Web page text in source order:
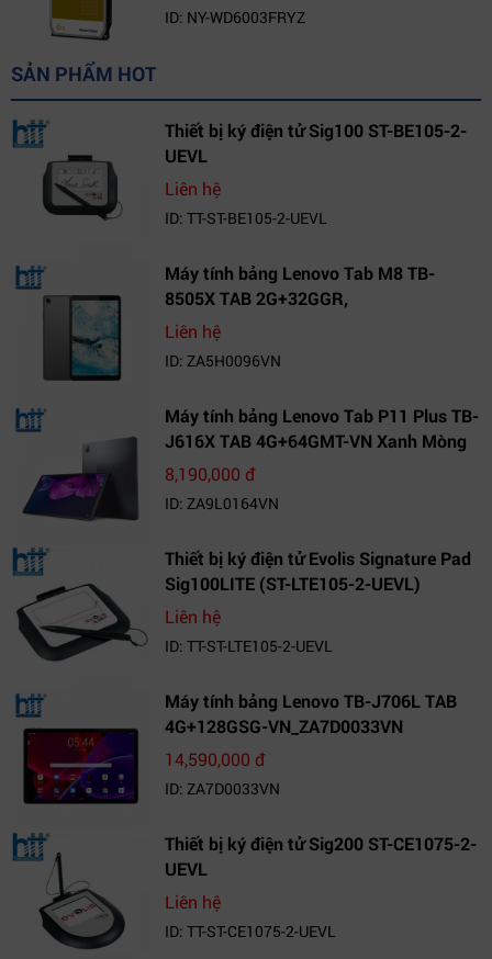
ID: NY-WD6003FRYZ
SẢN PHẨM HOT
Thiết bị ký điện tử Sig100 ST-BE105-2-
UEVL
Liên hệ
ID: TT-ST-BE105-2-UEVL
Máy tính bảng Lenovo Tab M8 TB-
8505X TAB 2G+32GGR,
VN_ZA5H0096VN
Liên hệ
ID: ZA5H0096VN
Máy tính bảng Lenovo Tab P11 Plus TB-
J616X TAB 4G+64GMT-VN Xanh Mòng
Két_ZA9L0164VN
8,190,000 đ
ID: ZA9L0164VN
Thiết bị ký điện tử Evolis Signature Pad
Sig100LITE (ST-LTE105-2-UEVL)
Liên hệ
ID: TT-ST-LTE105-2-UEVL
Máy tính bảng Lenovo TB-J706L TAB
4G+128GSG-VN_ZA7D0033VN
14,590,000 đ
ID: ZA7D0033VN
Thiết bị ký điện tử Sig200 ST-CE1075-2-
UEVL
Liên hệ
ID: TT-ST-CE1075-2-UEVL